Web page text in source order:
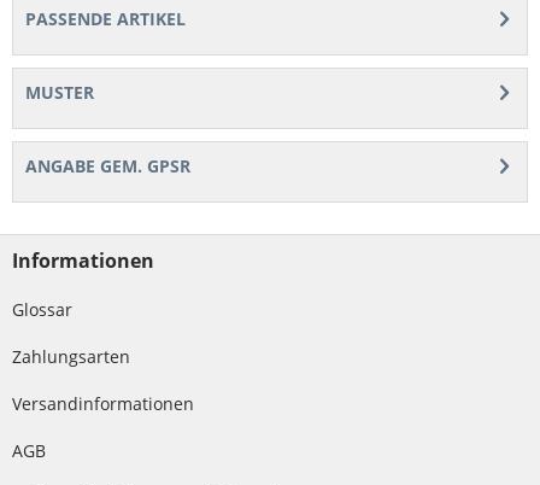
PASSENDE ARTIKEL
MUSTER
ANGABE GEM. GPSR
Informationen
Glossar
Zahlungsarten
Versandinformationen
AGB